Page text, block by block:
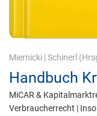
Miernicki | Schinerl
Handbuch
MiCAR &
Verbraucherrecht |